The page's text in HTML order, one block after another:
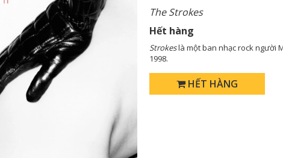
The Strokes
Hết hàng
Strokeslà một ban nhạc rock người
1998.
HẾT HÀNG